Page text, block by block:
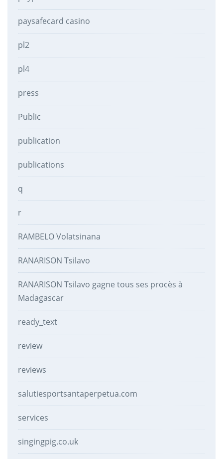
paysafecard casino
pl2
pl4
press
Public
publication
publications
q
r
RAMBELO Volatsinana
RANARISON Tsilavo
RANARISON Tsilavo gagne tous ses procès à
Madagascar
ready_text
review
reviews
salutiesportsantaperpetua.com
services
singingpig.co.uk